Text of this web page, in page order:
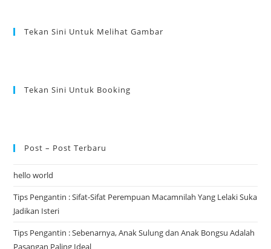
Tekan Sini Untuk Melihat Gambar
Tekan Sini Untuk Booking
Post – Post Terbaru
hello world
Tips Pengantin : Sifat-Sifat Perempuan Macamnilah Yang Lelaki Suka
Jadikan Isteri
Tips Pengantin : Sebenarnya, Anak Sulung dan Anak Bongsu Adalah
Pasangan Paling Ideal